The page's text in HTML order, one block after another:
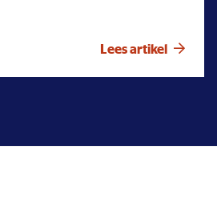
Lees artikel